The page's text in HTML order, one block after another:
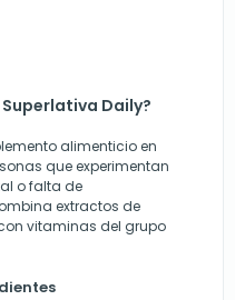
Daily?
alimenticio en
que experimentan
o falta de
extractos de
vitaminas del grupo